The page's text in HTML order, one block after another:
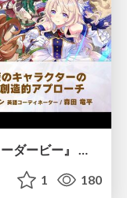
1 180